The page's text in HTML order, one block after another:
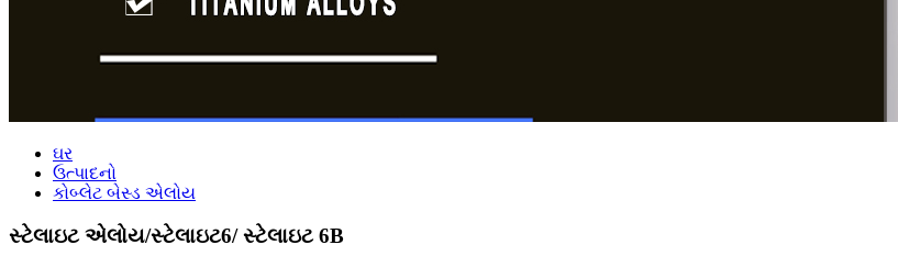
ઘર
ઉત્પાદનો
કોબ્લેટ બેસ્ડ એલોય
સ્ટેલાઇટ એલોય/સ્ટેલાઇટ6/ સ્ટેલાઇટ 6B